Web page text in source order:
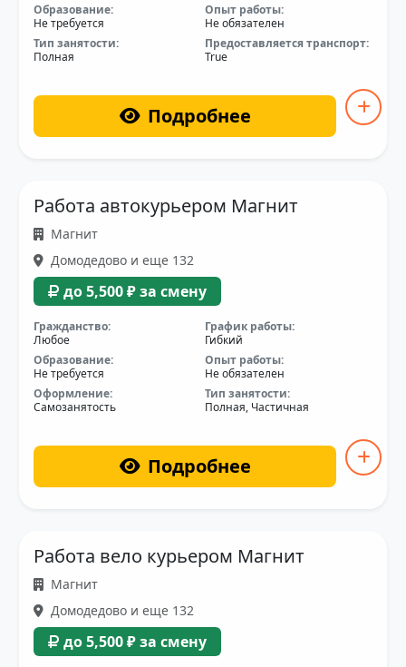
Образование:
Не требуется
Опыт работы:
Не обязателен
Тип занятости:
Полная
Предоставляется транспорт:
True
Подробнее
Работа автокурьером Магнит
Магнит
Домодедово и еще 132
до 5,500 ₽ за смену
Гражданство:
Любое
График работы:
Гибкий
Образование:
Не требуется
Опыт работы:
Не обязателен
Оформление:
Самозанятость
Тип занятости:
Полная, Частичная
Подробнее
Работа вело курьером Магнит
Магнит
Домодедово и еще 132
до 5,500 ₽ за смену